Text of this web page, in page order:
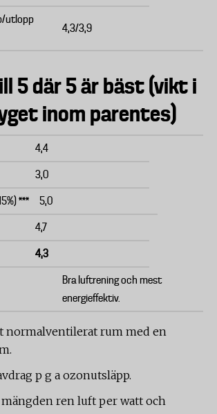
utlopp
4,3/3,9
5 där 5 är bäst (vikt i
inom parentes)
4,4
3,0
*** 5,0
4,7
4,3
Bra luftrening och mest
energieffektiv.
normalventilerat rum med en
p g a ozonutsläpp.
ren luft per watt och